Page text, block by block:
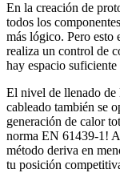
En la creación de
todos los
más lógico. Pero
realiza un control de
hay espacio
El nivel de llenado de
cableado también se
generación de calor
norma EN 61439-1!
método deriva en
tu posición